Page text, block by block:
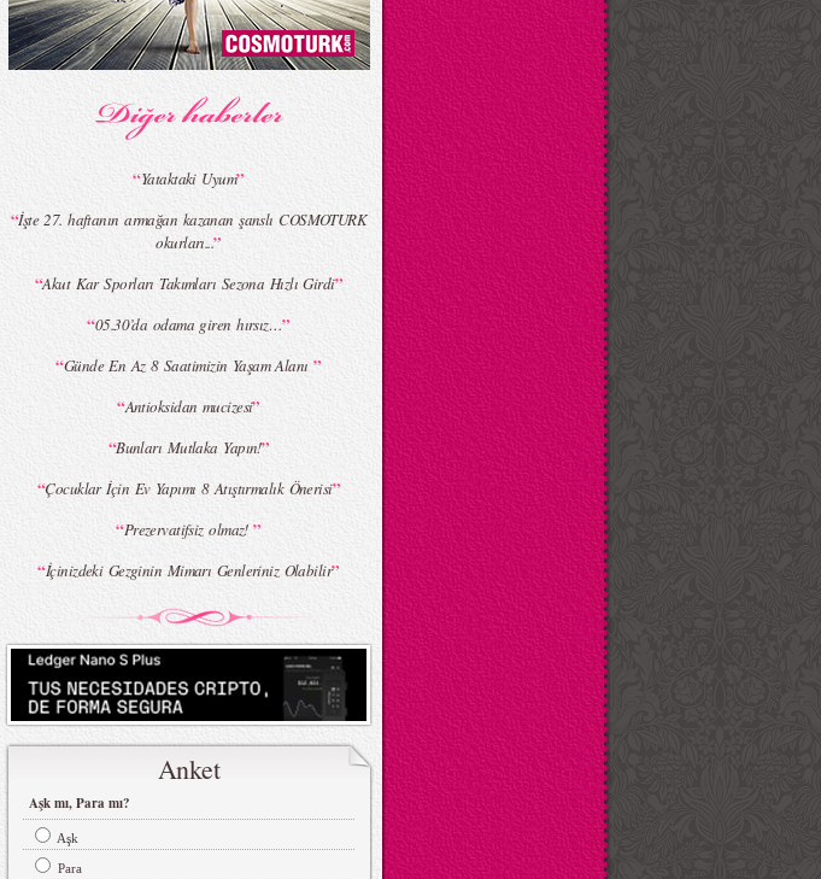
“Yataktaki Uyum”
“İşte 27. haftanın armağan kazanan şanslı COSMOTURK
okurları...”
“Akut Kar Sporları Takımları Sezona Hızlı Girdi”
“05.30’da odama giren hırsız…”
“Günde En Az 8 Saatimizin Yaşam Alanı”
“Antioksidan mucizesi”
“Bunları Mutlaka Yapın!”
“Çocuklar İçin Ev Yapımı 8 Atıştırmalık Önerisi”
“Prezervatifsiz olmaz!”
“İçinizdeki Gezginin Mimarı Genleriniz Olabilir”
Anket
Aşk mı, Para mı?
Aşk
Para